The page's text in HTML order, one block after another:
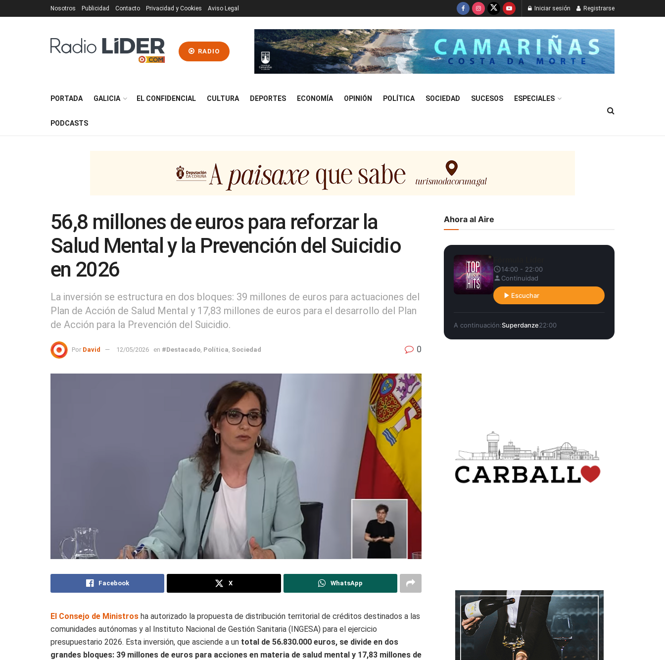
Nosotros Publicidad Contacto Privacidad y Cookies Aviso Legal Iniciar sesión Registrarse
RADIO
PORTADA GALICIA EL CONFIDENCIAL CULTURA DEPORTES ECONOMÍA OPINIÓN POLÍTICA SOCIEDAD SUCESOS ESPECIALES
PODCASTS
56,8 millones de euros para reforzar la
Salud Mental y la Prevención del Suicidio
en 2026
La inversión se estructura en dos bloques: 39 millones de euros para actuaciones del
Plan de Acción de Salud Mental y 17,83 millones de euros para el desarrollo del Plan
de Acción para la Prevención del Suicidio.
Por David 12/05/2026 en #Destacado Política Sociedad 0
Facebook X WhatsApp
El Consejo de Ministros ha autorizado la propuesta de distribución territorial de créditos destinados a las
comunidades autónomas y al Instituto Nacional de Gestión Sanitaria (INGESA) para el ejercicio
presupuestario 2026. Esta inversión, que asciende a un total de 56.830.000 euros, se divide en dos
grandes bloques: 39 millones de euros para acciones en materia de salud mental y 17,83 millones de
Ahora al Aire
14:00 - 22:00
Continuidad
Escuchar
A continuación:Superdanze22:00